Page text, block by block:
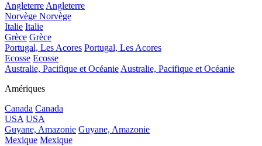
AngleterreAngleterre
Norvège Norvège
Italie Italie
Grèce Grèce
Portugal, Les Acores Portugal, Les Acores
Ecosse Ecosse
Australie, Pacifique et OcéanieAustralie, Pacifique et Océanie
Amériques
Canada Canada
USA USA
Guyane, Amazonie Guyane, Amazonie
Mexique Mexique